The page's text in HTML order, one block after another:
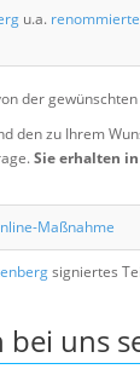
u.a.
der
den zu Ihrem
Sie erhalten
Maßnahme
signiertes
uns